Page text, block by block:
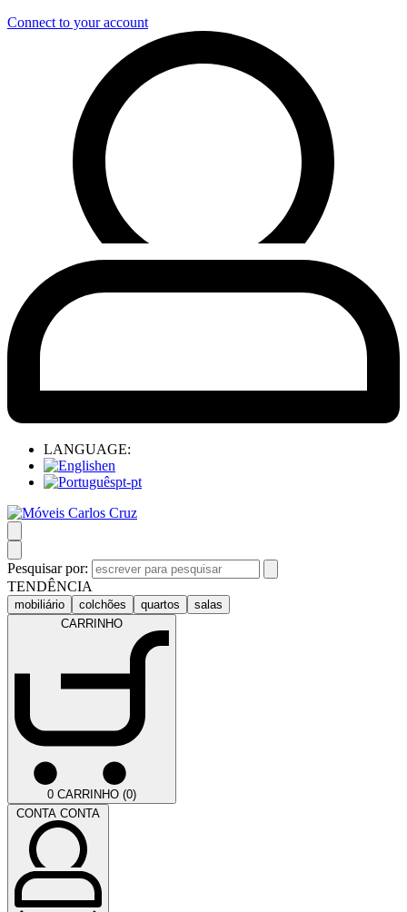
Connect to your account
LANGUAGE:
en
pt-pt
Pesquisar por:
TENDÊNCIA
mobiliário colchões quartos
salas
CARRINHO
0 CARRINHO (0)
CONTA CONTA